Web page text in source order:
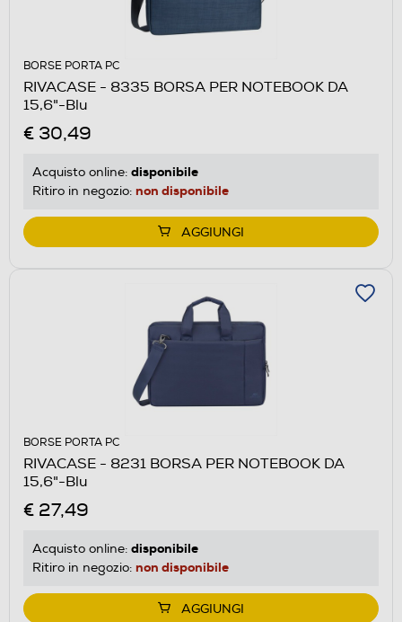
BORSE PORTA PC
RIVACASE - 8335 BORSA PER NOTEBOOK DA
15,6"-Blu
€ 30,49
Acquisto online: disponibile
Ritiro in negozio: non disponibile
AGGIUNGI
BORSE PORTA PC
RIVACASE - 8231 BORSA PER NOTEBOOK DA
15,6"-Blu
€ 27,49
Acquisto online: disponibile
Ritiro in negozio: non disponibile
AGGIUNGI